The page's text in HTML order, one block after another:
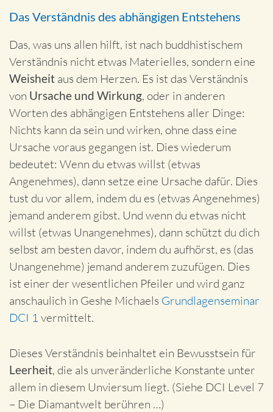
Das Verständnis des abhängigen Entstehens
Das, was uns allen hilft, ist nach buddhistischem
Verständnis nicht etwas Materielles, sondern eine
Weisheit aus dem Herzen. Es ist das Verständnis
von Ursache und Wirkung, oder in anderen
Worten des abhängigen Entstehens aller Dinge:
Nichts kann da sein und wirken, ohne dass eine
Ursache voraus gegangen ist. Dies wiederum
bedeutet: Wenn du etwas willst (etwas
Angenehmes), dann setze eine Ursache dafür. Dies
tust du vor allem, indem du es (etwas Angenehmes)
jemand anderem gibst. Und wenn du etwas nicht
willst (etwas Unangenehmes), dann schützt du dich
selbst am besten davor, indem du aufhörst, es (das
Unangenehme) jemand anderem zuzufügen. Dies
ist einer der wesentlichen Pfeiler und wird ganz
anschaulich in Geshe Michaels Grundlagenseminar
DCI 1 vermittelt.
Dieses Verständnis beinhaltet ein Bewusstsein für
Leerheit, die als unveränderliche Konstante unter
allem in diesem Unviersum liegt. (Siehe DCI Level 7
– Die Diamantwelt berühren …)